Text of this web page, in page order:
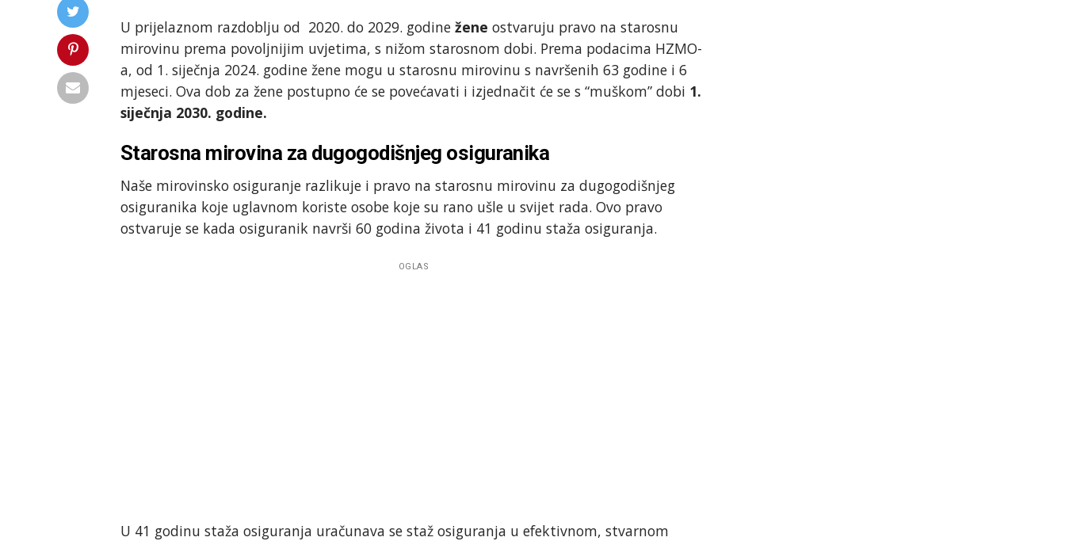
U prijelaznom razdoblju od 2020. do 2029. godine žene ostvaruju pravo na starosnu
mirovinu prema povoljnijim uvjetima, s nižom starosnom dobi. Prema podacima HZMO-
a, od 1. siječnja 2024. godine žene mogu u starosnu mirovinu s navršenih 63 godine i 6
mjeseci. Ova dob za žene postupno će se povećavati i izjednačit će se s “muškom” dobi 1.
siječnja 2030. godine.
Starosna mirovina za dugogodišnjeg osiguranika
Naše mirovinsko osiguranje razlikuje i pravo na starosnu mirovinu za dugogodišnjeg
osiguranika koje uglavnom koriste osobe koje su rano ušle u svijet rada. Ovo pravo
ostvaruje se kada osiguranik navrši 60 godina života i 41 godinu staža osiguranja.
OGLAS
U 41 godinu staža osiguranja uračunava se staž osiguranja u efektivnom, stvarnom